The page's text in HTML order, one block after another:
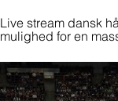
Live stream dansk
mulighed for en